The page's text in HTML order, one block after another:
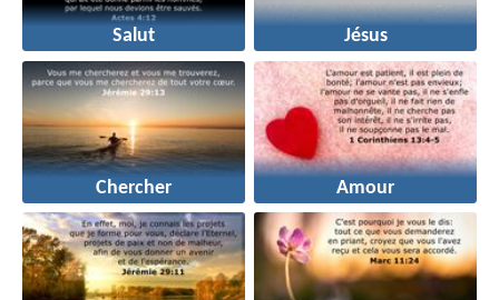
Salut Jésus
Chercher Amour